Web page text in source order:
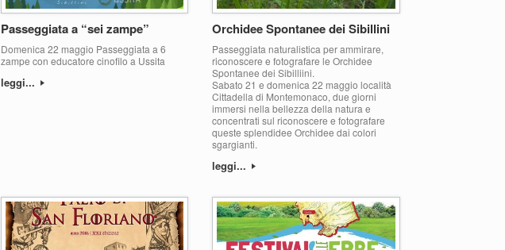
Passeggiata a “sei zampe”
Domenica 22 maggio Passeggiata a 6
zampe con educatore cinofilo a Ussita
leggi...
Orchidee Spontanee dei Sibillini
Passeggiata naturalistica per ammirare,
riconoscere e fotografare le Orchidee
Spontanee dei Sibilliini.
Sabato 21 e domenica 22 maggio località
Cittadella di Montemonaco, due giorni
immersi nella bellezza della natura e
concentrati sul riconoscere e fotografare
queste splendidee Orchidee dai colori
sgargianti.
leggi...